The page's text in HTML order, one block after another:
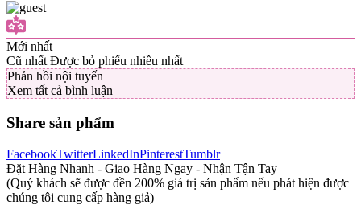
Mới nhất
Cũ nhất Được bỏ phiếu nhiều nhất
Phản hồi nội tuyến
Xem tất cả bình luận
Share sản phẩm
FacebookTwitterLinkedInPinterestTumblr
Đặt Hàng Nhanh - Giao Hàng Ngay - Nhận Tận Tay
(Quý khách sẽ được đền 200% giá trị sản phẩm nếu phát hiện được
chúng tôi cung cấp hàng giả)